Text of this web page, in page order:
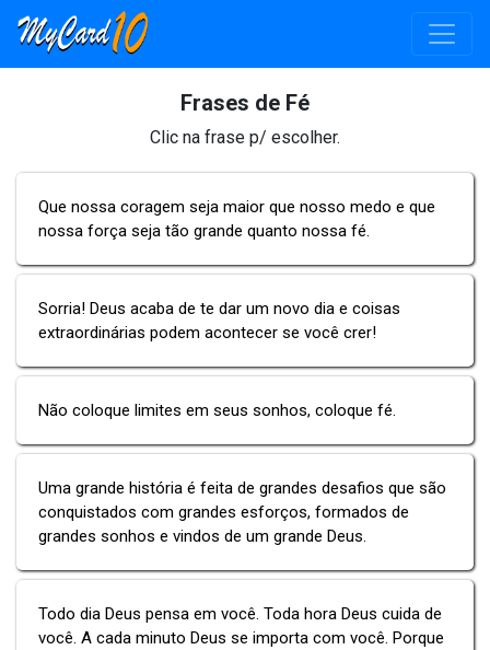
Frases de Fé
Clic na frase p/ escolher.
Que nossa coragem seja maior que nosso medo e que
nossa força seja tão grande quanto nossa fé.
Sorria! Deus acaba de te dar um novo dia e coisas
extraordinárias podem acontecer se você crer!
Não coloque limites em seus sonhos, coloque fé.
Uma grande história é feita de grandes desafios que são
conquistados com grandes esforços, formados de
grandes sonhos e vindos de um grande Deus.
Todo dia Deus pensa em você. Toda hora Deus cuida de
você. A cada minuto Deus se importa com você. Porque